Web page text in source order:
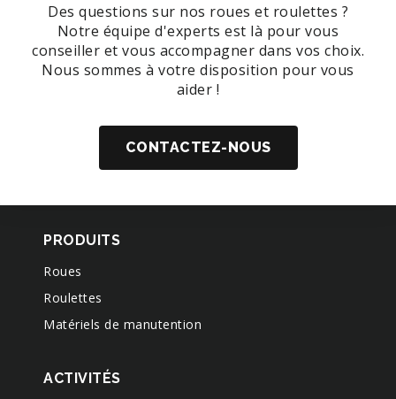
Des questions sur nos roues et roulettes ?
Notre équipe d'experts est là pour vous
conseiller et vous accompagner dans vos choix.
Nous sommes à votre disposition pour vous
aider !
CONTACTEZ-NOUS
PRODUITS
Roues
Roulettes
Matériels de manutention
ACTIVITÉS